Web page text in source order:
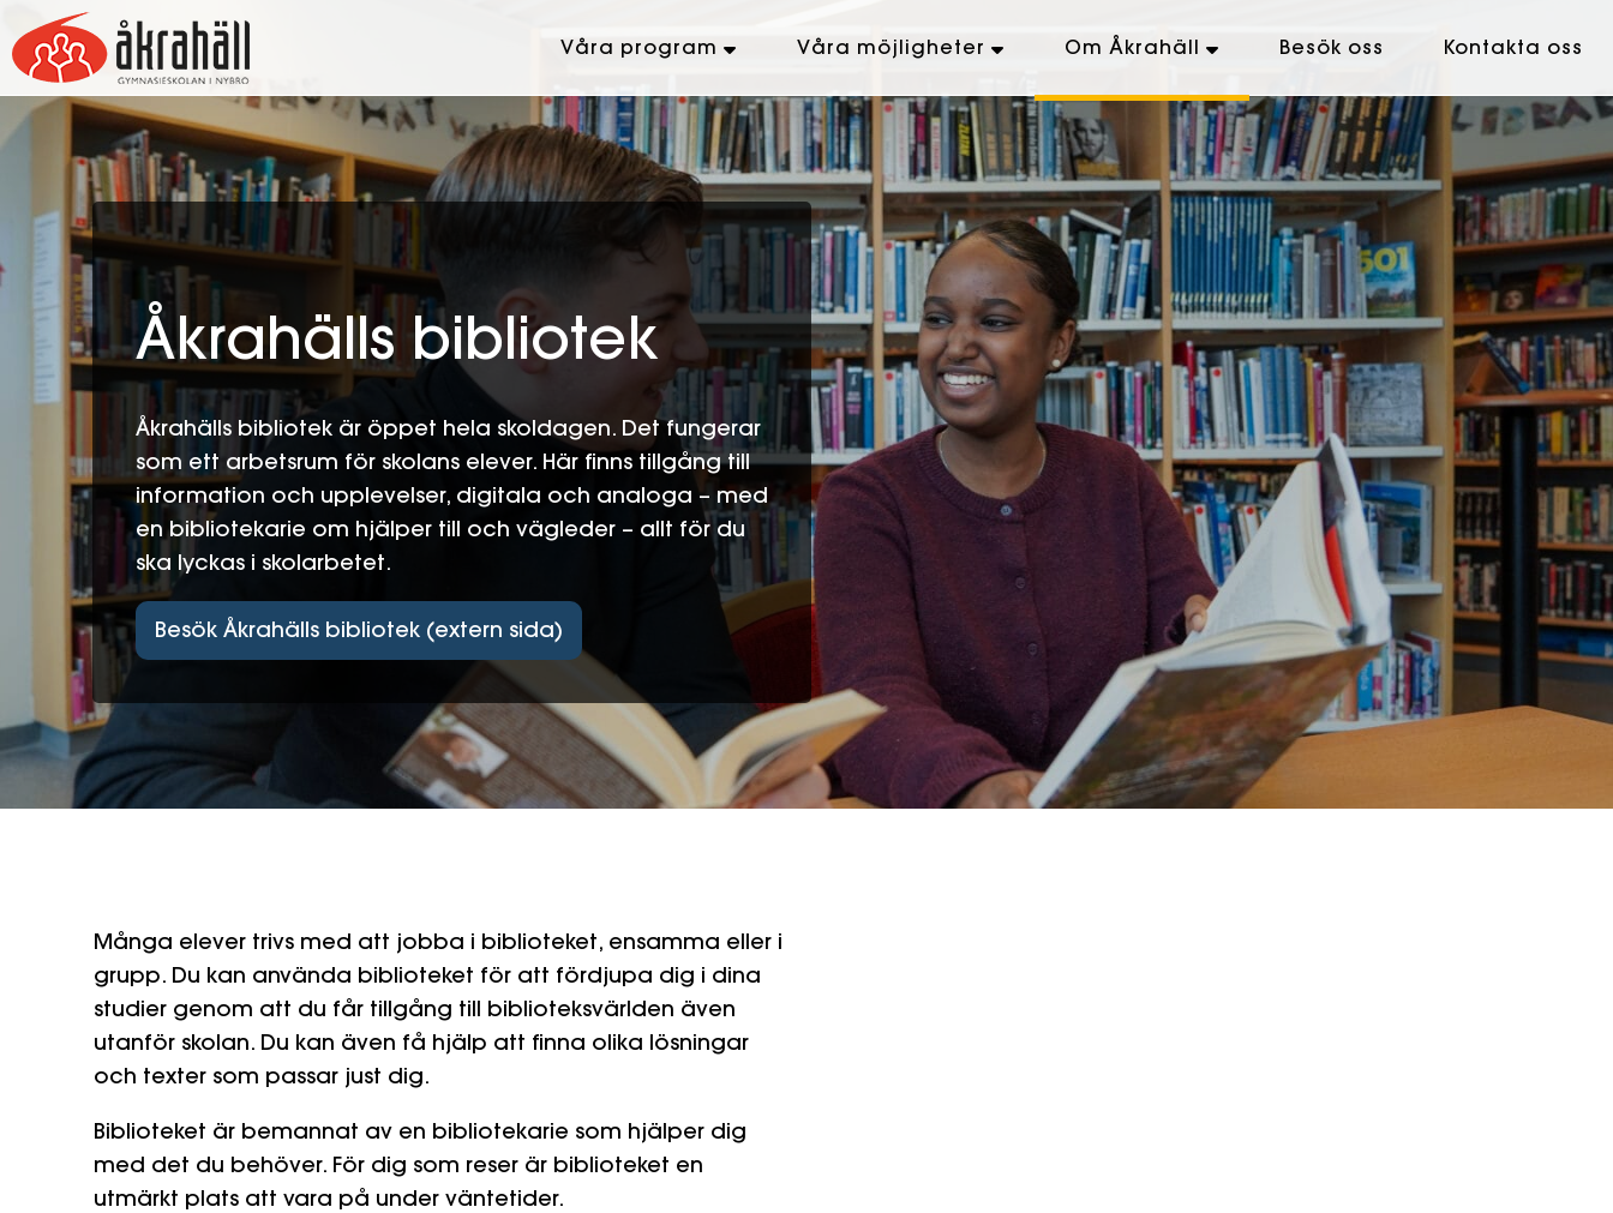
Hoppa
till
innehåll
Våra program Våra möjligheter Om Åkrahäll Besök oss Kontakta oss
Åkrahälls bibliotek
Åkrahälls bibliotek är öppet hela skoldagen. Det fungerar
som ett arbetsrum för skolans elever. Här finns tillgång till
information och upplevelser, digitala och analoga – med
en bibliotekarie om hjälper till och vägleder – allt för du
ska lyckas i skolarbetet.
Besök Åkrahälls bibliotek (extern sida)
Många elever trivs med att jobba i biblioteket, ensamma eller i
grupp. Du kan använda biblioteket för att fördjupa dig i dina
studier genom att du får tillgång till biblioteksvärlden även
utanför skolan. Du kan även få hjälp att finna olika lösningar
och texter som passar just dig.
Biblioteket är bemannat av en bibliotekarie som hjälper dig
med det du behöver. För dig som reser är biblioteket en
utmärkt plats att vara på under väntetider.